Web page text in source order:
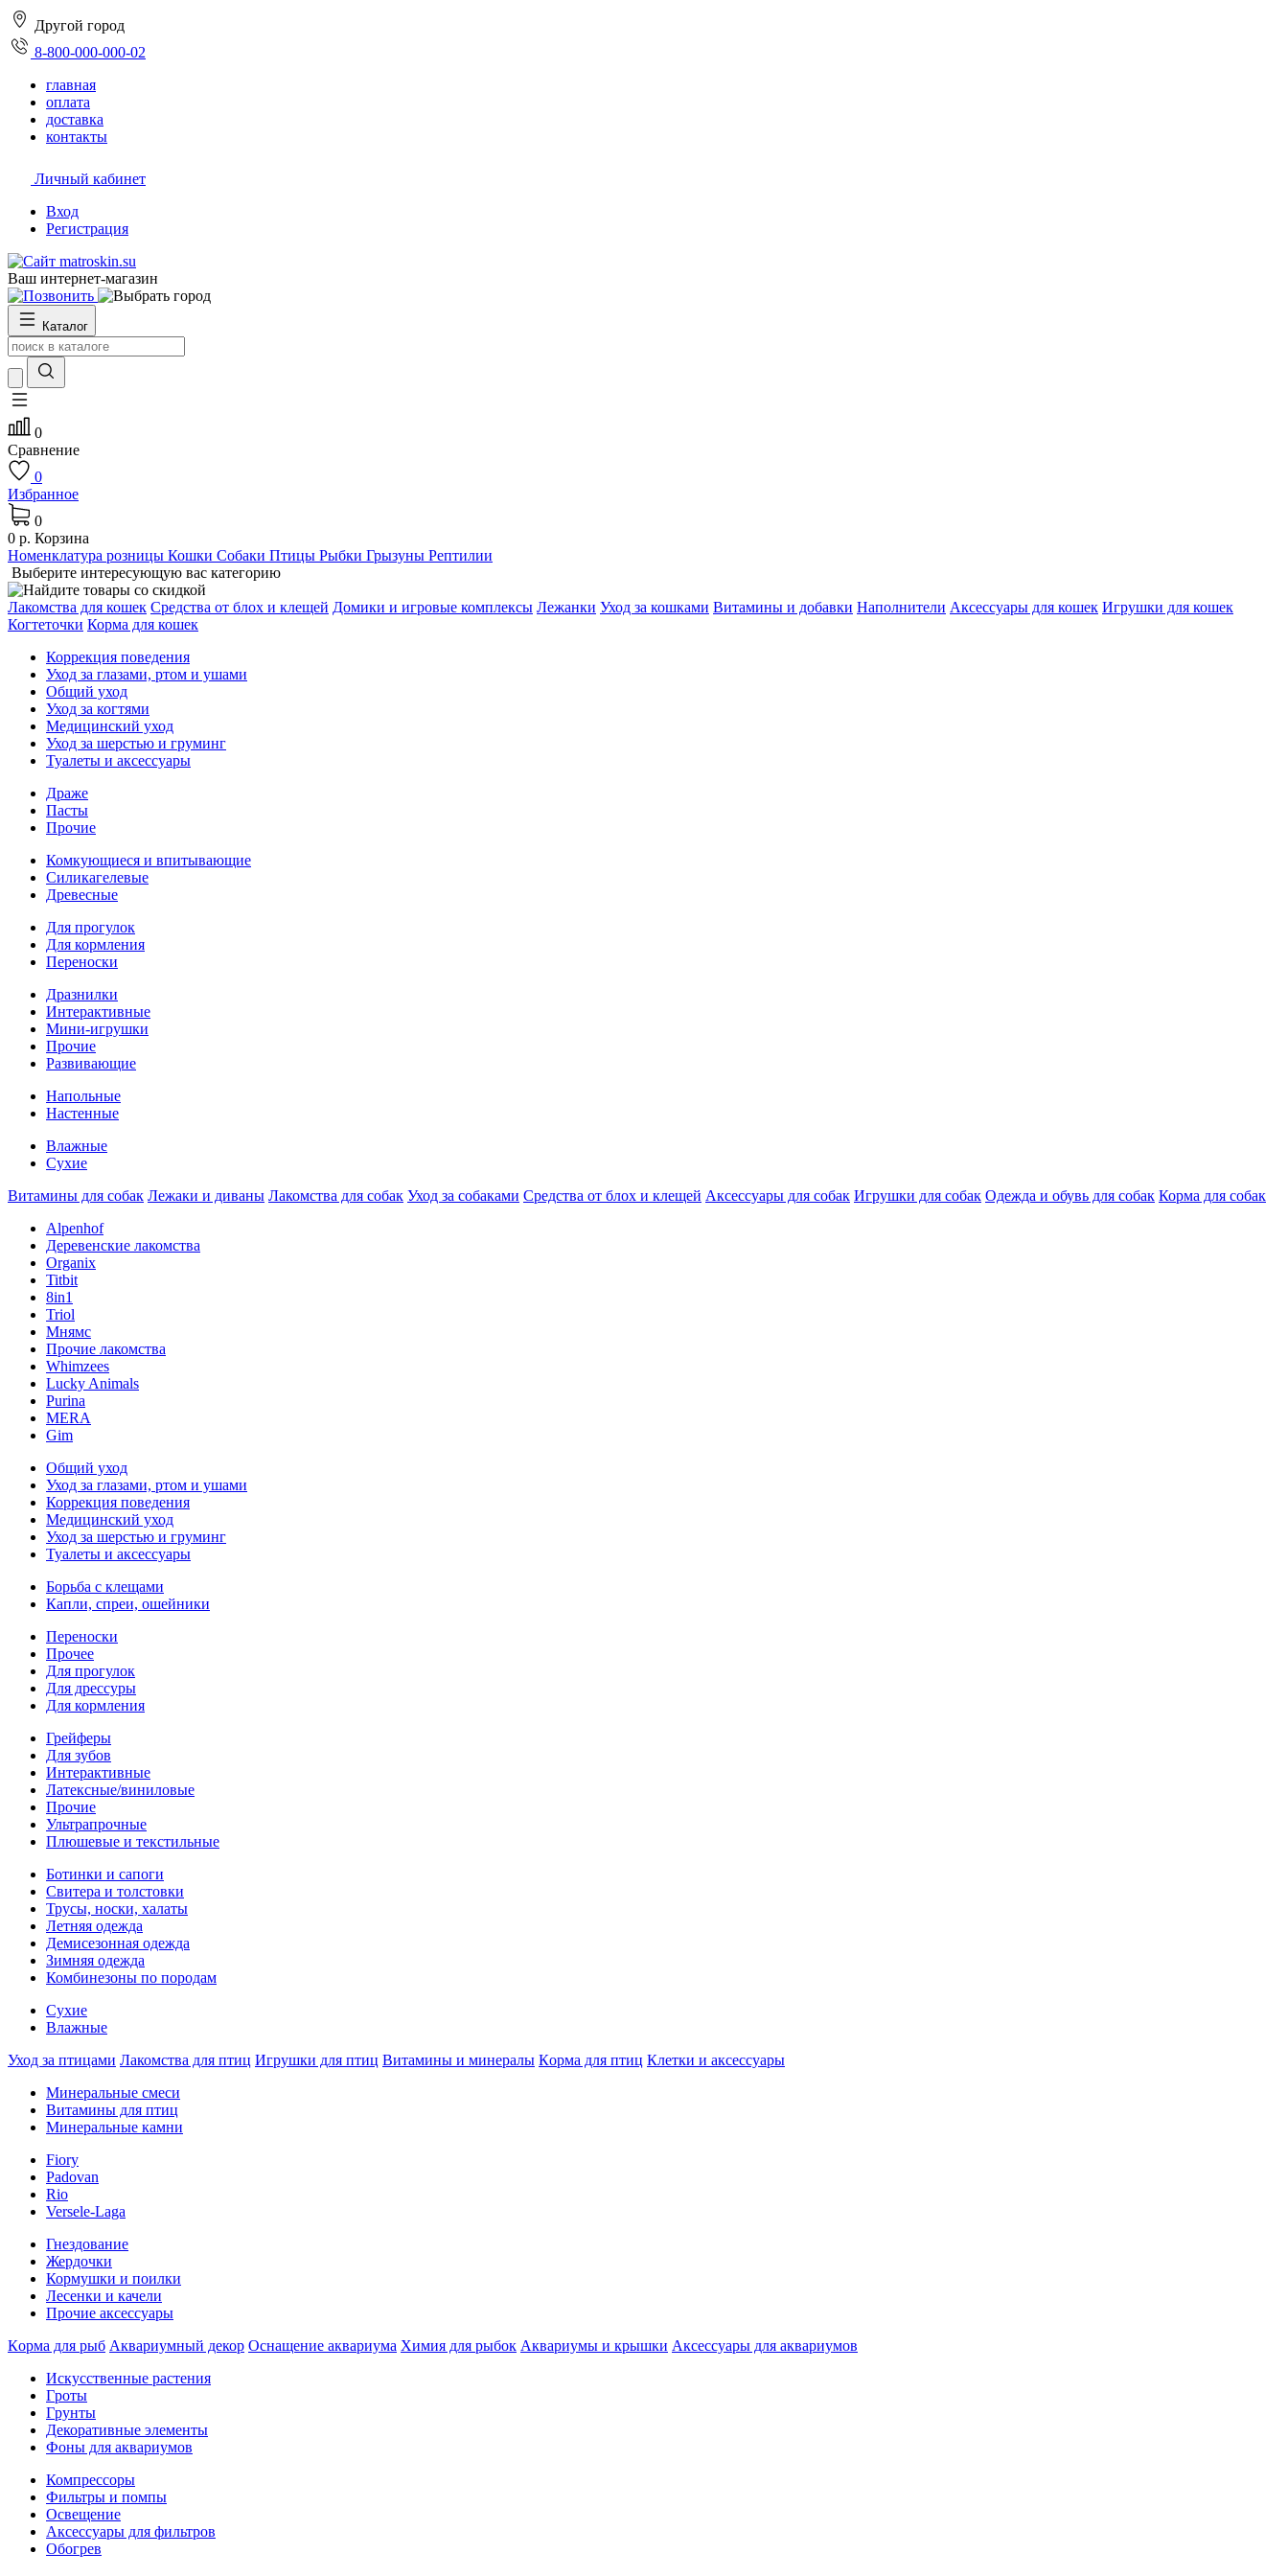
Другой город
8-800-000-000-02
главная
оплата
доставка
контакты
Личный кабинет
Вход
Регистрация
Ваш интернет-магазин
Каталог
0
Сравнение
0
Избранное
0
0 р. Корзина
Номенклатура розницы Кошки Собаки Птицы Рыбки Грызуны Рептилии
Выберите интересующую вас категорию
Лакомства для кошек Средства от блох и клещей Домики и игровые комплексы Лежaнки Уход за кошками Витамины и добавки Наполнители Аксессуары для кошек Игрушки для кошек
Когтеточки Корма для кошек
Коррекция поведения
Уход за глазами, ртом и ушами
Общий уход
Уход за когтями
Медицинский уход
Уход за шерстью и груминг
Туалеты и аксессуары
Драже
Пасты
Прочие
Комкующиеся и впитывающие
Силикагелевые
Древесные
Для прогулок
Для кормления
Переноски
Дpазнилки
Интерактивные
Мини-игрушки
Прочие
Развивающие
Напольные
Настенные
Влажные
Сухие
Витaмины для собак Лежаки и диваны Лакомства для собак Уход за собаками Средства от блох и клещей Аксессуары для собак Игрушки для собак Одежда и обувь для собак Корма для собак
Alpenhof
Деревенские лакомства
Organix
Titbit
8in1
Triol
Мнямс
Прочие лакомства
Whimzees
Lucky Animals
Purina
MERA
Gim
Общий уход
Уход за глазами, ртом и ушами
Коррекция поведения
Медицинский уход
Уход за шерстью и груминг
Туалеты и аксессуары
Борьба с клещами
Капли, спреи, ошейники
Переноски
Прочее
Для прогулок
Для дрессуры
Для кормления
Грейферы
Для зубов
Интерактивные
Латексные/виниловые
Прочие
Ультрапрочные
Плюшевые и текстильные
Ботинки и сапоги
Свитера и толстовки
Трусы, носки, халаты
Летняя одежда
Демисезонная одежда
Зимняя одежда
Комбинезоны по породам
Сухие
Влажные
Уход за птицами Лакомства для птиц Игрушки для птиц Витамины и минералы Кoрма для птиц Клетки и аксессуары
Минеральные смеси
Витамины для птиц
Минеральные камни
Fiory
Padovan
Rio
Versele-Laga
Гнездование
Жердочки
Кормушки и поилки
Лесенки и качели
Прочие аксессуары
Кoрма для рыб Аквариумный декор Оснащение аквариума Химия для рыбок Аквариумы и крышки Аксессуары для аквариумов
Искусственные растения
Гpоты
Гpунты
Декоративные элементы
Фoны для аквариумов
Компрессоры
Фильтры и помпы
Освещение
Аксессуары для фильтров
Обогрев